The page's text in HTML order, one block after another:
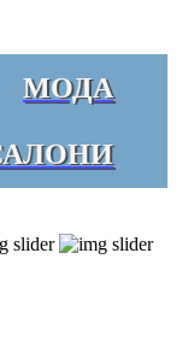
МОДА